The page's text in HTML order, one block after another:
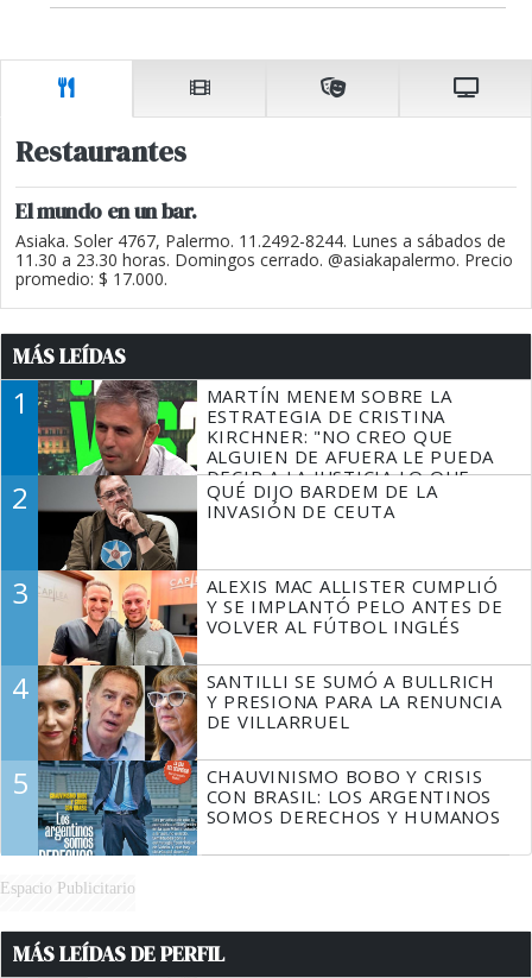
Restaurantes
El mundo en un bar.
Asiaka. Soler 4767, Palermo. 11.2492-8244. Lunes a sábados de
11.30 a 23.30 horas. Domingos cerrado. @asiakapalermo. Precio
promedio: $ 17.000.
MÁS LEÍDAS
1
MARTÍN MENEM SOBRE LA
ESTRATEGIA DE CRISTINA
KIRCHNER: "NO CREO QUE
ALGUIEN DE AFUERA LE PUEDA
DECIR A LA JUSTICIA LO QUE
TIENE QUE HACER"
2
QUÉ DIJO BARDEM DE LA
INVASIÓN DE CEUTA
3
ALEXIS MAC ALLISTER CUMPLIÓ
Y SE IMPLANTÓ PELO ANTES DE
VOLVER AL FÚTBOL INGLÉS
4
SANTILLI SE SUMÓ A BULLRICH
Y PRESIONA PARA LA RENUNCIA
DE VILLARRUEL
5
CHAUVINISMO BOBO Y CRISIS
CON BRASIL: LOS ARGENTINOS
SOMOS DERECHOS Y HUMANOS
Espacio Publicitario
MÁS LEÍDAS DE PERFIL